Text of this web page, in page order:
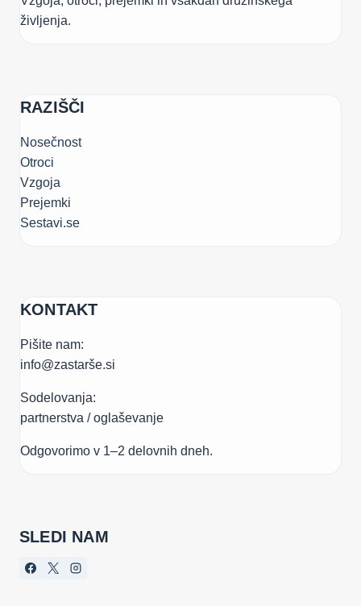
življenja.
RAZIŠČI
Nosečnost
Otroci
Vzgoja
Prejemki
Sestavi.se
KONTAKT
Pišite nam:
info@zastarše.si
Sodelovanja:
partnerstva / oglaševanje
Odgovorimo v 1–2 delovnih dneh.
SLEDI NAM